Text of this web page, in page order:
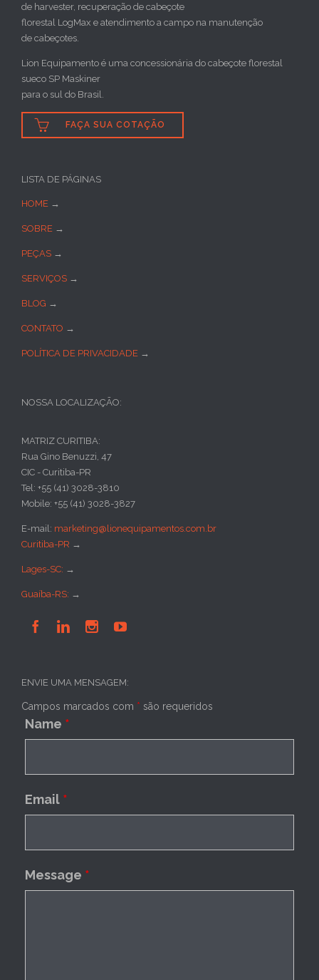
de harvester, recuperação de cabeçote
florestal LogMax e atendimento a campo na manutenção
de cabeçotes.
Lion Equipamento é uma concessionária do cabeçote florestal
sueco SP Maskiner
para o sul do Brasil.
 FAÇA SUA COTAÇÃO
LISTA DE PÁGINAS
HOME →
SOBRE →
PEÇAS →
SERVIÇOS →
BLOG →
CONTATO →
POLÍTICA DE PRIVACIDADE →
NOSSA LOCALIZAÇÃO:
MATRIZ CURITIBA:
Rua Gino Benuzzi, 47
CIC - Curitiba-PR
Tel: +55 (41) 3028-3810
Mobile: +55 (41) 3028-3827
E-mail: marketing@lionequipamentos.com.br
Curitiba-PR →
Lages-SC: →
Guaíba-RS: →
   
ENVIE UMA MENSAGEM:
Campos marcados com * são requeridos
Name *
Email *
Message *